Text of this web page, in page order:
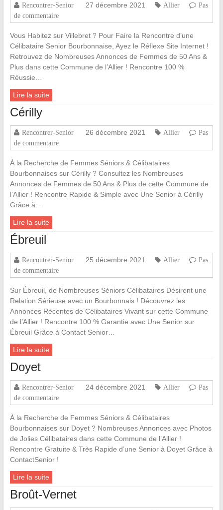
Rencontrer-Senior 27 décembre 2021 Allier
Pas
de commentaire
Vous Habitez sur Villebret ? Pour Faire la Rencontre d’une
Célibataire Senior Bourbonnaise, Ayez le Réflexe Site Internet !
Retrouvez de Nombreuses Annonces de Femmes de 50 Ans &
Plus dans cette Commune de l’Allier ! Rencontre 100 %
Réussie…
Lire la suite
Cérilly
Rencontrer-Senior 26 décembre 2021 Allier
Pas
de commentaire
À la Recherche de Femmes Séniors & Célibataires
Bourbonnaises sur Cérilly ? Consultez les Nombreuses
Annonces de Femmes de 50 Ans & Plus de cette Commune de
l’Allier ! Rencontre Rapide & Simple avec Une Senior à Cérilly
Grâce à…
Lire la suite
Ébreuil
Rencontrer-Senior 25 décembre 2021 Allier
Pas
de commentaire
Sur Ébreuil, de Nombreuses Séniors Célibataires Désirent une
Relation Sérieuse avec un Bourbonnais ! Découvrez les
Annonces Récentes de Célibataires Vivant sur cette Commune
de l’Allier ! Rencontre 100 % Garantie avec Une Senior sur
Ébreuil Grâce à Contact Senior…
Lire la suite
Doyet
Rencontrer-Senior 24 décembre 2021 Allier
Pas
de commentaire
À la Recherche de Femmes Séniors & Célibataires
Bourbonnaises sur Doyet ? Nombreuses Annonces avec Photos
de Jolies Célibataires dans cette Commune de l’Allier !
Rencontre Gratuite & Très Rapide d’une Senior à Doyet Grâce à
ContactSenior !
Lire la suite
Broût-Vernet